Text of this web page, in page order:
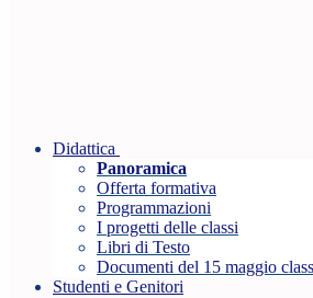
Didattica
Panoramica
Offerta formativa
Programmazioni
I progetti delle classi
Libri di Testo
Documenti del 15 maggio
Studenti e Genitori